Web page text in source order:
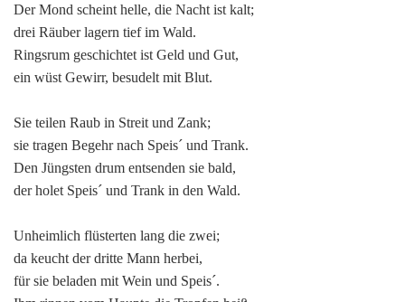
Der Mond scheint helle, die Nacht ist kalt;
drei Räuber lagern tief im Wald.
Ringsrum geschichtet ist Geld und Gut,
ein wüst Gewirr, besudelt mit Blut.
Sie teilen Raub in Streit und Zank;
sie tragen Begehr nach Speis´ und Trank.
Den Jüngsten drum entsenden sie bald,
der holet Speis´ und Trank in den Wald.
Unheimlich flüsterten lang die zwei;
da keucht der dritte Mann herbei,
für sie beladen mit Wein und Speis´.